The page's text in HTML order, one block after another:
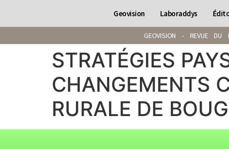
Geovision Laboraddys
GEOVISION - REVUE DU
STRATÉGIES
CHANGEMENTS
RURALE DE